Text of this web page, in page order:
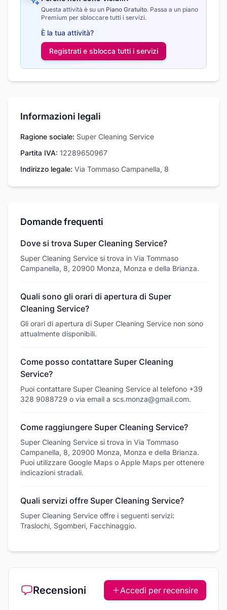
Questa attività è su un Piano Gratuito. Passa a un piano
Premium per sbloccare tutti i servizi.
È la tua attività?
Registrati e sblocca tutti i servizi
Informazioni legali
Ragione sociale: Super Cleaning Service
Partita IVA: 12289650967
Indirizzo legale: Via Tommaso Campanella, 8
Domande frequenti
Dove si trova Super Cleaning Service?
Super Cleaning Service si trova in Via Tommaso
Campanella, 8, 20900 Monza, Monza e della Brianza.
Quali sono gli orari di apertura di Super
Cleaning Service?
Gli orari di apertura di Super Cleaning Service non sono
attualmente disponibili.
Come posso contattare Super Cleaning
Service?
Puoi contattare Super Cleaning Service al telefono +39
328 9088729 o via email a scs.monza@gmail.com.
Come raggiungere Super Cleaning Service?
Super Cleaning Service si trova in Via Tommaso
Campanella, 8, 20900 Monza, Monza e della Brianza.
Puoi utilizzare Google Maps o Apple Maps per ottenere
indicazioni stradali.
Quali servizi offre Super Cleaning Service?
Super Cleaning Service offre i seguenti servizi:
Traslochi, Sgomberi, Facchinaggio.
Recensioni Accedi per recensire